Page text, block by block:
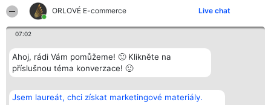
ORLOVÉ E-commerce Live chat
07:02
Ahoj, rádi Vám pomůžeme! 🙂 Klikněte na
příslušnou téma konverzace! 🙂
Jsem laureát, chci získat marketingové materiály.
Bright Side Solutions sp. z o.
o. sp. k.
Vítězové
Seznam všech
Kontakt